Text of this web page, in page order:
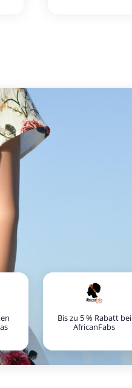
Bis zu 5 % Rabatt bei
AfricanFabs